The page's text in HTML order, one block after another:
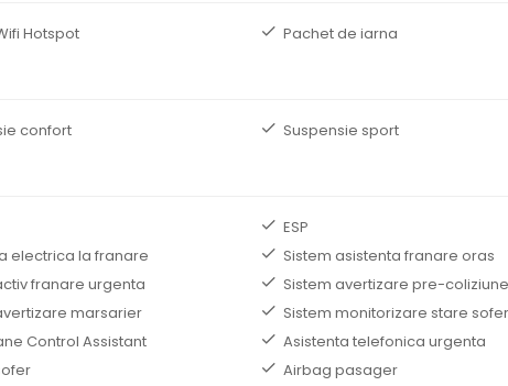
Hotspot Pachet de iarna
confort Suspensie sport
ESP
electrica la franare
Sistem asistenta franare oras
franare urgenta
Sistem avertizare pre-coliziune
marsarier
Sistem monitorizare stare sofer
Control Assistant
Asistenta telefonica urgenta
Airbag pasager